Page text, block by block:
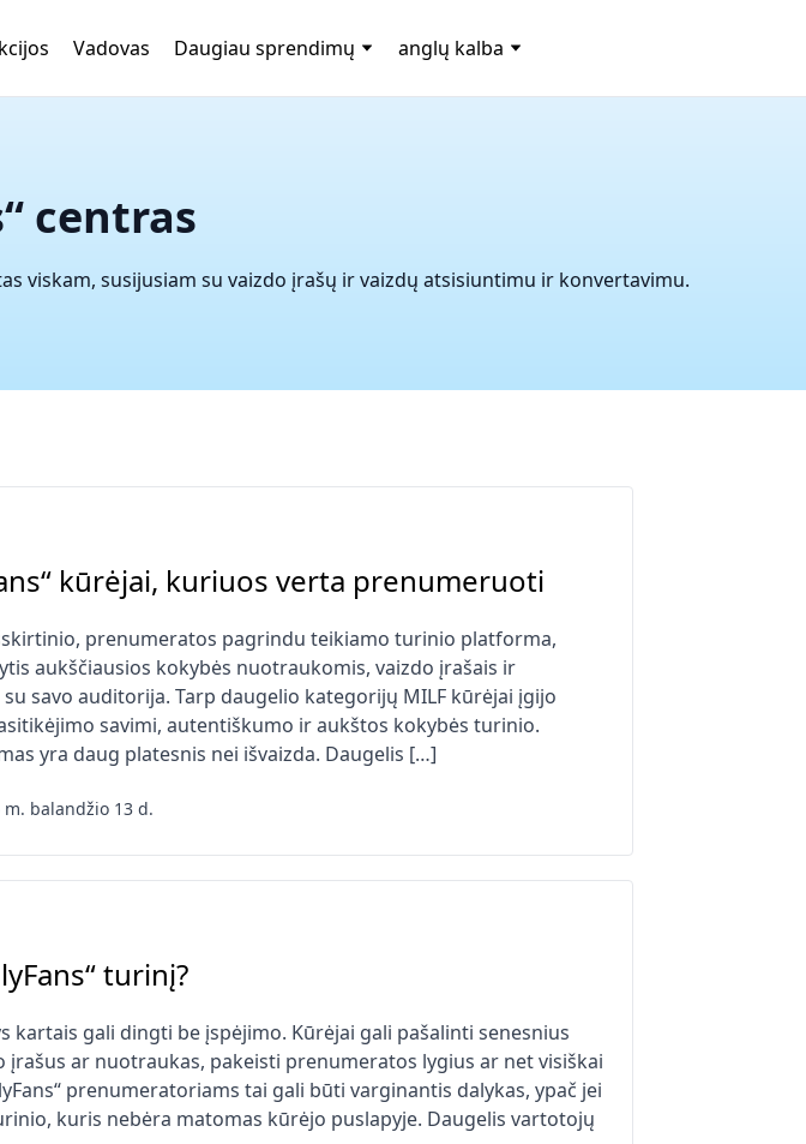
Vadovas Daugiau sprendimų anglų kalba
centras
viskam, susijusiam su vaizdo įrašų ir vaizdų atsisiuntimu ir konvertavimu.
kūrėjai, kuriuos verta prenumeruoti
prenumeratos pagrindu teikiamo turinio platforma,
aukščiausios kokybės nuotraukomis, vaizdo įrašais ir
savo auditorija. Tarp daugelio kategorijų MILF kūrėjai įgijo
savimi, autentiškumo ir aukštos kokybės turinio.
yra daug platesnis nei išvaizda. Daugelis […]
m. balandžio 13 d.
turinį?
gali dingti be įspėjimo. Kūrėjai gali pašalinti senesnius
ar nuotraukas, pakeisti prenumeratos lygius ar net visiškai
prenumeratoriams tai gali būti varginantis dalykas, ypač jei
kuris nebėra matomas kūrėjo puslapyje. Daugelis vartotojų